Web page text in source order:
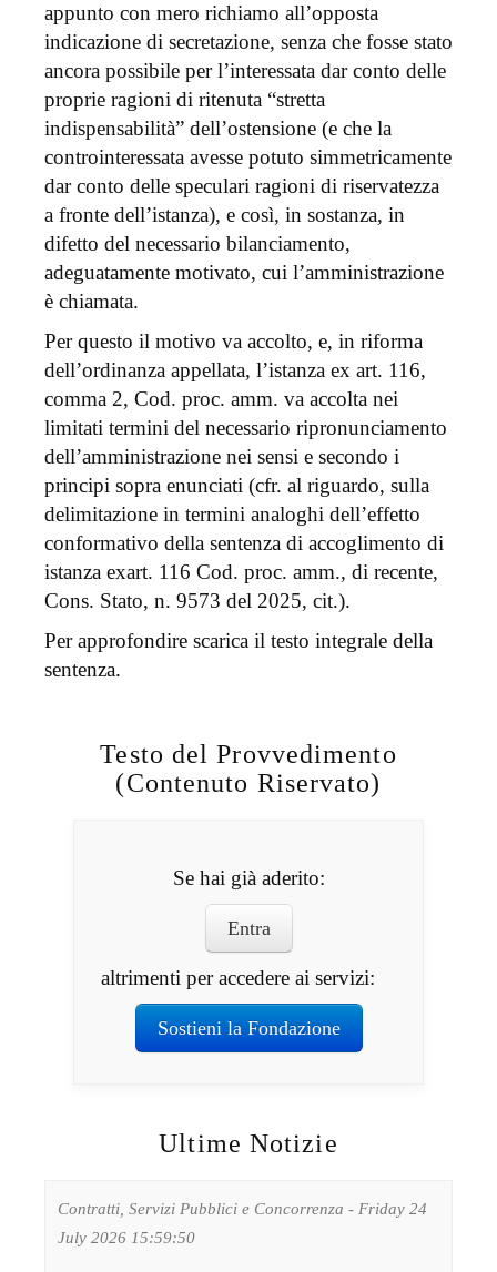
appunto con mero richiamo all’opposta
indicazione di secretazione, senza che fosse stato
ancora possibile per l’interessata dar conto delle
proprie ragioni di ritenuta “stretta
indispensabilità” dell’ostensione (e che la
controinteressata avesse potuto simmetricamente
dar conto delle speculari ragioni di riservatezza
a fronte dell’istanza), e così, in sostanza, in
difetto del necessario bilanciamento,
adeguatamente motivato, cui l’amministrazione
è chiamata.
Per questo il motivo va accolto, e, in riforma
dell’ordinanza appellata, l’istanza ex art. 116,
comma 2, Cod. proc. amm. va accolta nei
limitati termini del necessario ripronunciamento
dell’amministrazione nei sensi e secondo i
principi sopra enunciati (cfr. al riguardo, sulla
delimitazione in termini analoghi dell’effetto
conformativo della sentenza di accoglimento di
istanza exart. 116 Cod. proc. amm., di recente,
Cons. Stato, n. 9573 del 2025, cit.).
Per approfondire scarica il testo integrale della
sentenza.
Testo del Provvedimento
(Contenuto Riservato)
Se hai già aderito:
Entra
altrimenti per accedere ai servizi:
Sostieni la Fondazione
Ultime Notizie
Contratti, Servizi Pubblici e Concorrenza - Friday 24
July 2026 15:59:50